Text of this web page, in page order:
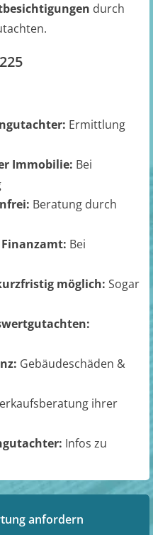
durch
Ermittlung
Immobilie: Bei
Beratung durch
Bei
möglich: Sogar
Gebäudeschäden &
ihrer
Infos zu
anfordern